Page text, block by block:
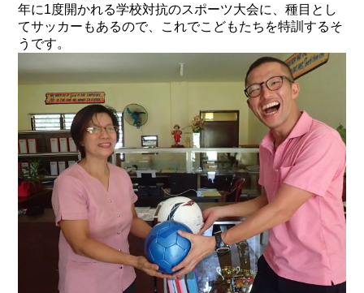
年に1度開かれる学校対抗のスポーツ大会に、種目とし
てサッカーもあるので、これでこどもたちを特訓するそ
うです。